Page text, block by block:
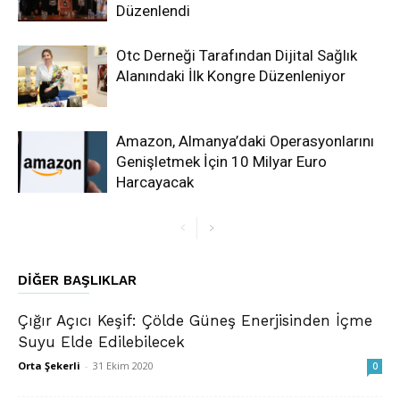
Düzenlendi
Otc Derneği Tarafından Dijital Sağlık
Alanındaki İlk Kongre Düzenleniyor
Amazon, Almanya’daki Operasyonlarını
Genişletmek İçin 10 Milyar Euro
Harcayacak
DIĞER BAŞLIKLAR
Çığır Açıcı Keşif: Çölde Güneş Enerjisinden İçme
Suyu Elde Edilebilecek
Orta Şekerli - 31 Ekim 2020 0